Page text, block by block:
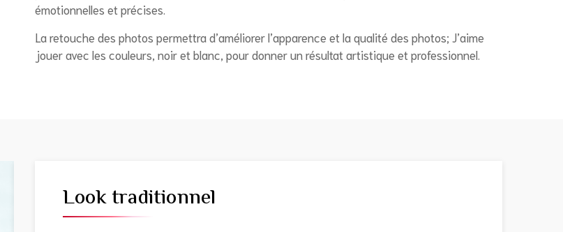
émotionnelles et précises.
La retouche des photos permettra d’améliorer l’apparence et la qualité des photos; J’aime
jouer avec les couleurs, noir et blanc, pour donner un résultat artistique et professionnel.
Look traditionnel